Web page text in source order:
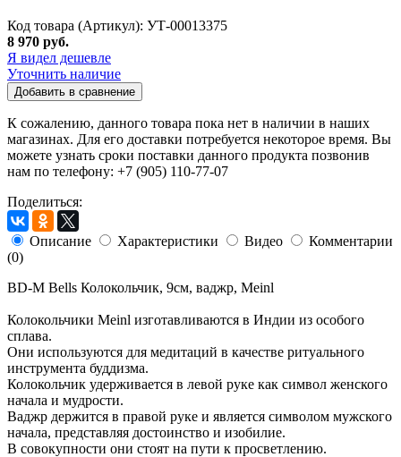
Код товара (Артикул): УТ-00013375
8 970 руб.
Я видел дешевле
Уточнить наличие
Добавить в сравнение
К сожалению, данного товара пока нет в наличии в наших
магазинах. Для его доставки потребуется некоторое время. Вы
можете узнать сроки поставки данного продукта позвонив
нам по телефону: +7 (905) 110-77-07
Поделиться:
Описание Характеристики Видео
Комментарии
(0)
BD-M Bells Колокольчик, 9см, ваджр, Meinl
Колокольчики Meinl изготавливаются в Индии из особого
сплава.
Они используются для медитаций в качестве ритуального
инструмента буддизма.
Колокольчик удерживается в левой руке как символ женского
начала и мудрости.
Ваджр держится в правой руке и является символом мужского
начала, представляя достоинство и изобилие.
В совокупности они стоят на пути к просветлению.